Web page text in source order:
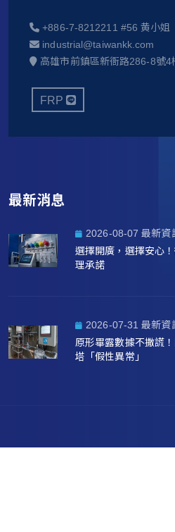
+886-7-8212211 #56 黄小姐
industrial@taiwankk.com
高雄市前鎮區新衙路286-8號
FRP
最新消息
2026-08-07 最新資
選擇開廣，選擇安心
理承諾
2026-07-31 最新資
原形畢露數據不撒謊
塔「假性異常」